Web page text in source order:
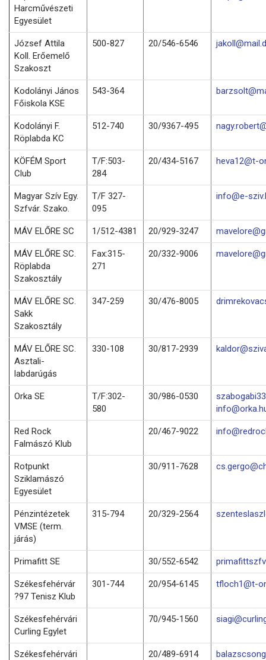
Harcművészeti
Egyesület
József Attila
Koll. Erőemelő
Szakoszt
500-827 20/546-6546
Kodolányi János
Főiskola KSE
543-364
Kodolányi F.
Röplabda KC
512-740 30/9367-495
KÖFÉM Sport
Club
T/F:503-
284
20/434-5167 heva12@t-
Magyar Szív Egy.
Szfvár. Szako.
T/F 327-
095
info@e-
MÁV ELŐRE SC 1/512-4381 20/929-3247
MÁV ELŐRE SC.
Röplabda
Szakosztály
Fax:315-
271
20/332-9006
MÁV ELŐRE SC.
Sakk
Szakosztály
347-259 30/476-8005
MÁV ELŐRE SC.
Asztali-
labdarúgás
330-108 30/817-2939
Orka SE
T/F:302-
580
30/986-0530
Red Rock
Falmászó Klub
20/467-9022
Rotpunkt
Sziklamászó
Egyesület
30/911-7628
Pénzintézetek
VMSE (term.
járás)
315-794 20/329-2564
Primafitt SE 30/552-6542
Székesfehérvár
?97 Tenisz Klub
301-744 20/954-6145 tfloch1@t-
Székesfehérvári
Curling Egylet
70/945-1560
Székesfehérvári
20/489-6914